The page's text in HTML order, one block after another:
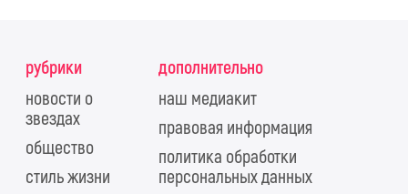
рубрики
новости о
звездах
общество
стиль жизни
дополнительно
наш медиакит
правовая информация
политика обработки
персональных данных